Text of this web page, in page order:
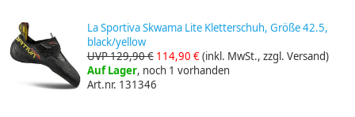
La Sportiva Skwama Lite Kletterschuh, Größe 42.5,
black/yellow
UVP 129,90 € 114,90 €(inkl. MwSt., zzgl. Versand)
Auf Lager, noch 1 vorhanden
Art.nr. 131346